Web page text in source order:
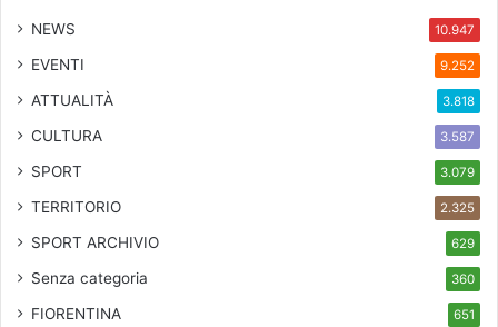
NEWS 10.947
EVENTI 9.252
ATTUALITÀ 3.818
CULTURA 3.587
SPORT 3.079
TERRITORIO 2.325
SPORT ARCHIVIO 629
Senza categoria 360
FIORENTINA 651